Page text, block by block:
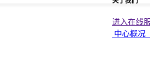
进入在线
中心概况